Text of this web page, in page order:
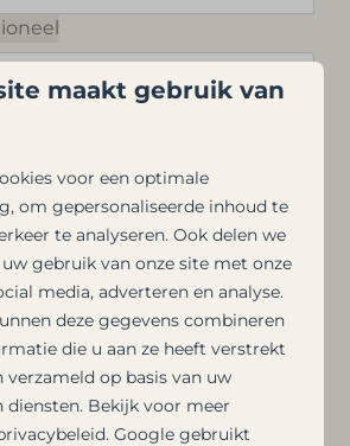
Aanmelden
privacybeleidenservicevoorwaarden
nog een keer
bekijken?
maakt gebruik van
voor een optimale
om gepersonaliseerde inhoud te
te analyseren. Ook delen we
gebruik van onze site met onze
media, adverteren en analyse.
deze gegevens combineren
die u aan ze heeft verstrekt
verzameld op basis van uw
diensten. Bekijk voor meer
.Google gebruikt